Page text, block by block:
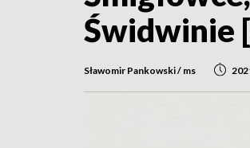
Świdwinie
Sławomir Pankowski / ms